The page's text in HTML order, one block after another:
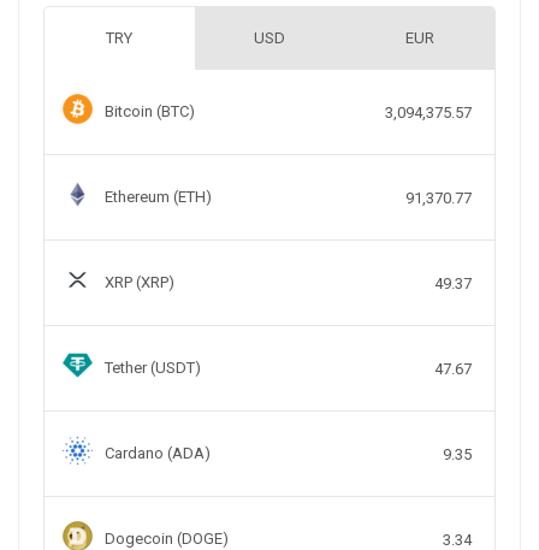
TRY USD EUR
Bitcoin (BTC) 3,094,375.57
Ethereum (ETH) 91,370.77
XRP (XRP) 49.37
Tether (USDT) 47.67
Cardano (ADA) 9.35
Dogecoin (DOGE) 3.34